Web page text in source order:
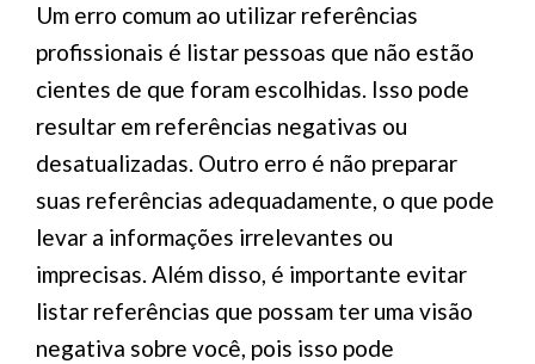
Um erro comum ao utilizar referências
profissionais é listar pessoas que não estão
cientes de que foram escolhidas. Isso pode
resultar em referências negativas ou
desatualizadas. Outro erro é não preparar
suas referências adequadamente, o que pode
levar a informações irrelevantes ou
imprecisas. Além disso, é importante evitar
listar referências que possam ter uma visão
negativa sobre você, pois isso pode